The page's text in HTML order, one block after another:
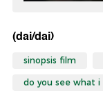
(dai/dai)
sinopsis film
do you see what i